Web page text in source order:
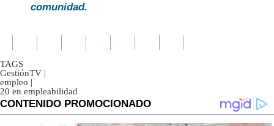
comunidad.
TAGS
GestiónTV |
empleo |
20 en empleabilidad